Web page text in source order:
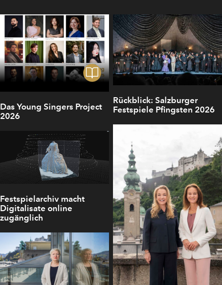
Das Young Singers Project
2026
Rückblick: Salzburger
Festspiele Pfingsten 2026
Festspielarchiv macht
Digitalisate online
zugänglich